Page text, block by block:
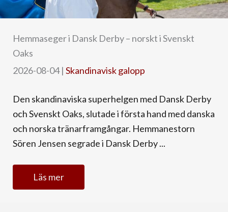
Hemmaseger i Dansk Derby – norskt i Svenskt
Oaks
2026-08-04| Skandinavisk galopp
Den skandinaviska superhelgen med Dansk Derby
och Svenskt Oaks, slutade i första hand med danska
och norska tränarframgångar. Hemmanestorn
Sören Jensen segrade i Dansk Derby ...
Läs mer